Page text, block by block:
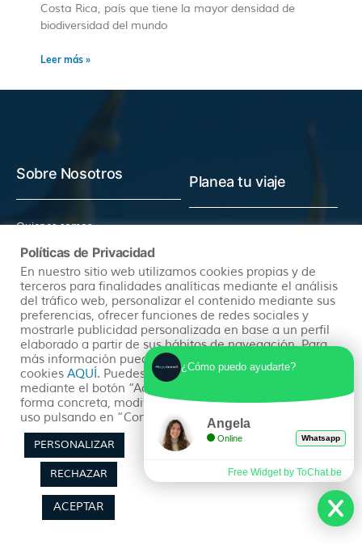
Costa Rica, país que tiene la mayor densidad de
biodiversidad del mundo
Leer más »
Sobre Nosotros
Quienes somos
(+34) 602 259 028
info@hayatravel.com
Mapa Web
Planea tu viaje
Nuestro Blog
Productos
Ofertas
Viajes Organizados
Lunas de Miel
Circuitos en Autocar
Políticas
Aviso Legal
Política de Privacidad
Políticas de Privacidad
En nuestro sitio web utilizamos cookies propias y de
terceros para finalidades analíticas mediante el análisis
del tráfico web, personalizar el contenido mediante sus
preferencias, ofrecer funciones de redes sociales y
mostrarle publicidad personalizada en base a un perfil
elaborado a partir de sus hábitos de navegación. Para
más información puedes consultar nuestra política de
cookies AQUÍ. Puedes aceptar todas las cookies
mediante el botón “Aceptar” o puedes aceptarlas de
forma concreta, modificar su selección o rechazar su
uso pulsando en “Configuración de Privacidad”.
PERSONALIZAR
RECHAZAR
ACEPTAR
¿Cómo puedo ayudarte?
Angela
Online Whatsapp
Free Widget by ToChat.be